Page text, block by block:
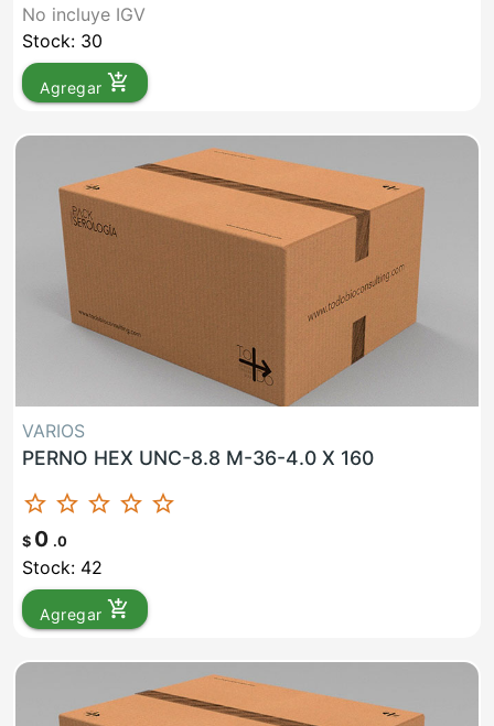
No incluye IGV
Stock: 30
Agregar add_shopping_cart
VARIOS
PERNO HEX UNC-8.8 M-36-4.0 X 160
star_border star_border star_border star_border star_border
$ 0 .0
Stock: 42
Agregar add_shopping_cart